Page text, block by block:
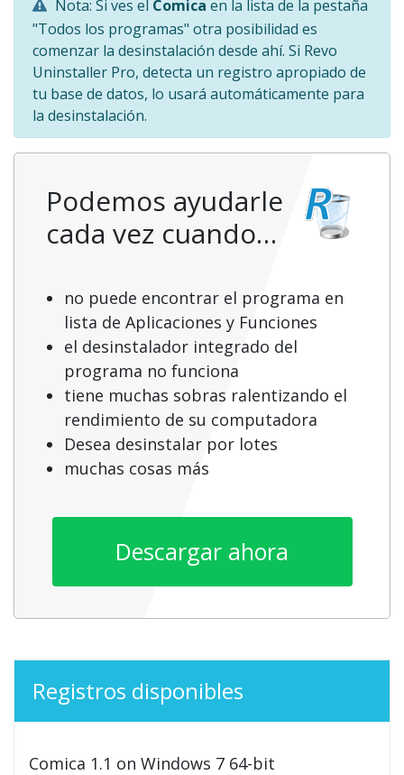
Nota: Si ves el Comica en la lista de la pestaña
"Todos los programas" otra posibilidad es
comenzar la desinstalación desde ahí. Si Revo
Uninstaller Pro, detecta un registro apropiado de
tu base de datos, lo usará automáticamente para
la desinstalación.
Podemos ayudarle
cada vez cuando…
no puede encontrar el programa en
lista de Aplicaciones y Funciones
el desinstalador integrado del
programa no funciona
tiene muchas sobras ralentizando el
rendimiento de su computadora
Desea desinstalar por lotes
muchas cosas más
Descargar ahora
Registros disponibles
Comica 1.1 on Windows 7 64-bit